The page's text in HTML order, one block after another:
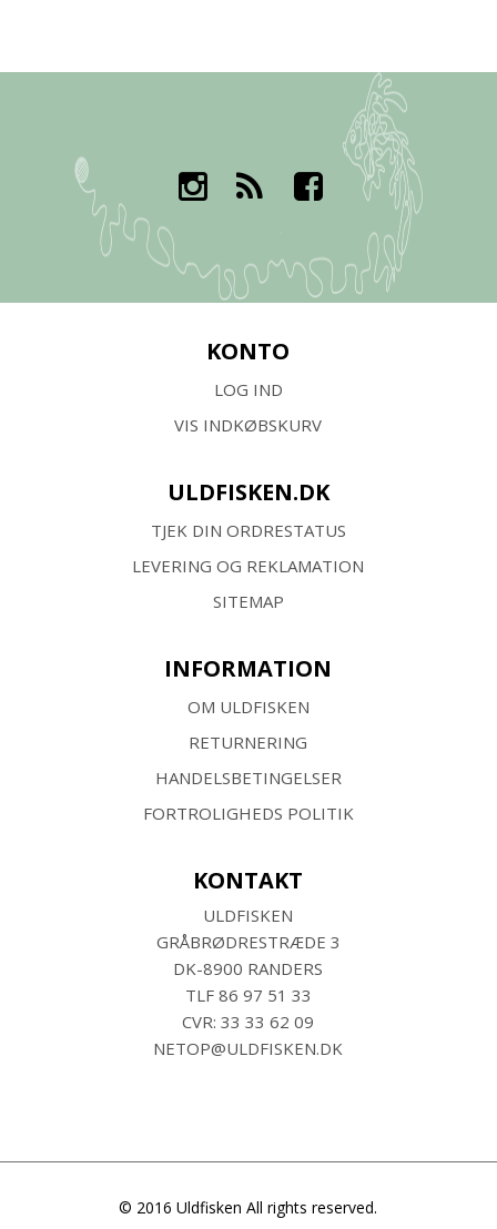
KONTO
LOG IND
VIS INDKØBSKURV
ULDFISKEN.DK
TJEK DIN ORDRESTATUS
LEVERING OG REKLAMATION
SITEMAP
INFORMATION
OM ULDFISKEN
RETURNERING
HANDELSBETINGELSER
FORTROLIGHEDS POLITIK
KONTAKT
ULDFISKEN
GRÅBRØDRESTRÆDE 3
DK-8900 RANDERS
TLF 86 97 51 33
CVR: 33 33 62 09
NETOP@ULDFISKEN.DK
© 2016 Uldfisken All rights reserved.